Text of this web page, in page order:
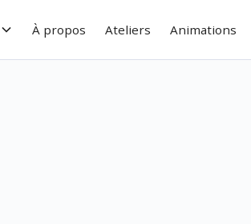
À propos Ateliers Animations